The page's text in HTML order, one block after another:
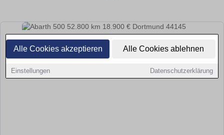
Alle Cookies akzeptieren Alle Cookies ablehnen
Einstellungen Datenschutzerklärung